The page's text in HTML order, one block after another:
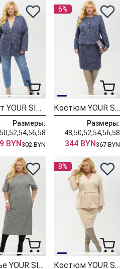
Жакет YOUR SIZE 2267
Размеры:
BYN302 BYN
6%
Костюм YOUR SIZE 2266
Размеры:
48,50,52,54,56,58
344 BYN367 BYN
Платье YOUR SIZE 2264
8%
Костюм YOUR SIZE 2263 бежевый